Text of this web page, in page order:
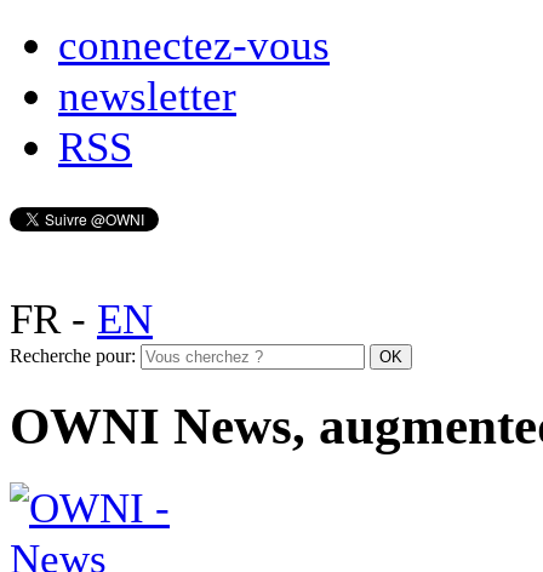
connectez-vous
newsletter
RSS
FR- EN
Recherche pour:
OWNI News,